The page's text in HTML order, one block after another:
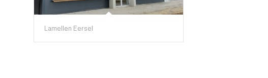
Lamellen Eersel